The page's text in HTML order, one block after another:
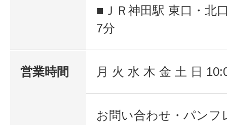
■ＪＲ神田駅 東口・北
7分
営業時間 月 火 水 木 金 土 日
お問い合わせ・パンフ